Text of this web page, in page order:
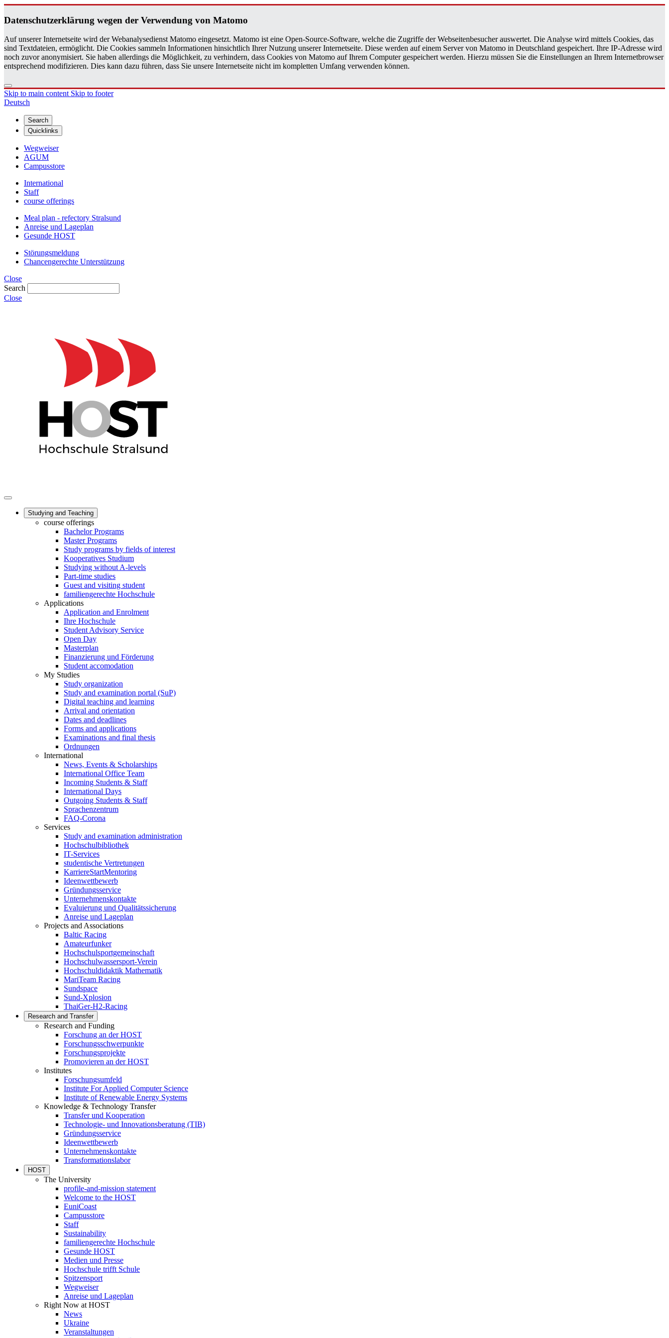
Daten­schutzerklärung wegen der Ver­wen­dung von Matomo
Auf unserer Internetseite wird der Webanalysedienst Matomo eingesetzt. Matomo ist eine Open-Source-Software, welche die Zugriffe der Webseitenbesucher auswertet. Die Analyse wird mittels Cookies, das
sind Textdateien, ermöglicht. Die Cookies sammeln Informationen hinsichtlich Ihrer Nutzung unserer Internetseite. Diese werden auf einem Server von Matomo in Deutschland gespeichert. Ihre IP-Adresse wird
noch zuvor anonymisiert. Sie haben allerdings die Möglichkeit, zu verhindern, dass Cookies von Matomo auf Ihrem Computer gespeichert werden. Hierzu müssen Sie die Einstellungen an Ihrem Internetbrowser
entsprechend modifizieren. Dies kann dazu führen, dass Sie unsere Internetseite nicht im kompletten Umfang verwenden können.
Skip to main content Skip to footer
Deutsch
Search
Quicklinks
Wegweiser
AGUM
Campusstore
International
Staff
course offerings
Meal plan - refectory Stralsund
Anreise und Lageplan
Gesunde HOST
Störungsmeldung
Chancengerechte Unterstützung
Close
Search
Close
Studying and Teaching
course offerings
Bachelor Programs
Master Programs
Study programs by fields of interest
Kooperatives Studium
Studying without A-levels
Part-time studies
Guest and visiting student
familiengerechte Hochschule
Applications
Application and Enrolment
Ihre Hochschule
Student Advisory Service
Open Day
Masterplan
Finanzierung und Förderung
Student accomodation
My Studies
Study organization
Study and examination portal (SuP)
Digital teaching and learning
Arrival and orientation
Dates and deadlines
Forms and applications
Examinations and final thesis
Ordnungen
International
News, Events & Scholarships
International Office Team
Incoming Students & Staff
International Days
Outgoing Students & Staff
Sprachenzentrum
FAQ-Corona
Services
Study and examination administration
Hochschulbibliothek
IT-Services
studentische Vertretungen
KarriereStartMentoring
Ideenwettbewerb
Gründungsservice
Unternehmenskontakte
Evaluierung und Qualitätssicherung
Anreise und Lageplan
Projects and Associations
Baltic Racing
Amateurfunker
Hochschulsportgemeinschaft
Hochschulwassersport-Verein
Hochschuldidaktik Mathematik
MariTeam Racing
Sundspace
Sund-Xplosion
ThaiGer-H2-Racing
Research and Transfer
Research and Funding
Forschung an der HOST
Forschungsschwerpunkte
Forschungsprojekte
Promovieren an der HOST
Institutes
Forschungsumfeld
Institute For Applied Computer Science
Institute of Renewable Energy Systems
Knowledge & Technology Transfer
Transfer und Kooperation
Technologie- und Innovationsberatung (TIB)
Gründungsservice
Ideenwettbewerb
Unternehmenskontakte
Transformationslabor
HOST
The University
profile-and-mission statement
Welcome to the HOST
EuniCoast
Campusstore
Staff
Sustainability
familiengerechte Hochschule
Gesunde HOST
Medien und Presse
Hochschule trifft Schule
Spitzensport
Wegweiser
Anreise und Lageplan
Right Now at HOST
News
Ukraine
Veranstaltungen